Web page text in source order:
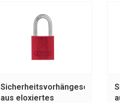
Sicherheitsvorhängeschloss
aus eloxiertes